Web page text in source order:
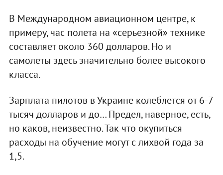
В Международном авиационном центре, к
примеру, час полета на «серьезной» технике
составляет около 360 долларов. Но и
самолеты здесь значительно более высокого
класса.
Зарплата пилотов в Украине колеблется от 6-7
тысяч долларов и до… Предел, наверное, есть,
но каков, неизвестно. Так что окупиться
расходы на обучение могут с лихвой года за
1,5.